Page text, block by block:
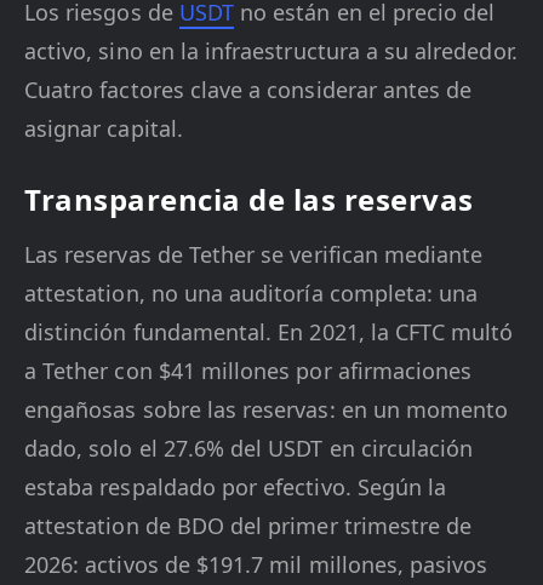
Los riesgos de USDT no están en el precio del
activo, sino en la infraestructura a su alrededor.
Cuatro factores clave a considerar antes de
asignar capital.
Transparencia de las reservas
Las reservas de Tether se verifican mediante
attestation, no una auditoría completa: una
distinción fundamental. En 2021, la CFTC multó
a Tether con $41 millones por afirmaciones
engañosas sobre las reservas: en un momento
dado, solo el 27.6% del USDT en circulación
estaba respaldado por efectivo. Según la
attestation de BDO del primer trimestre de
2026: activos de $191.7 mil millones, pasivos